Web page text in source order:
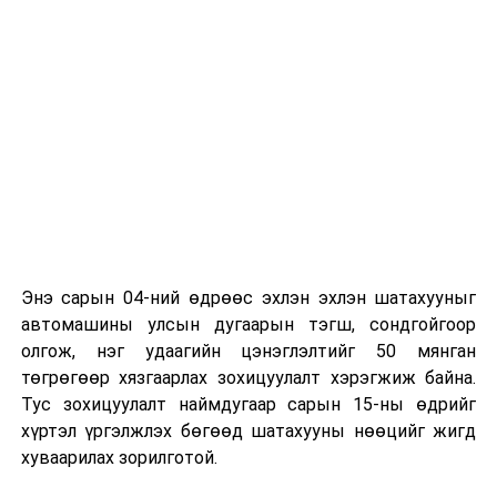
Энэ сарын 04-ний өдрөөс эхлэн эхлэн шатахууныг
автомашины улсын дугаарын тэгш, сондгойгоор
олгож, нэг удаагийн цэнэглэлтийг 50 мянган
төгрөгөөр хязгаарлах зохицуулалт хэрэгжиж байна.
Тус зохицуулалт наймдугаар сарын 15-ны өдрийг
хүртэл үргэлжлэх бөгөөд шатахууны нөөцийг жигд
хуваарилах зорилготой.